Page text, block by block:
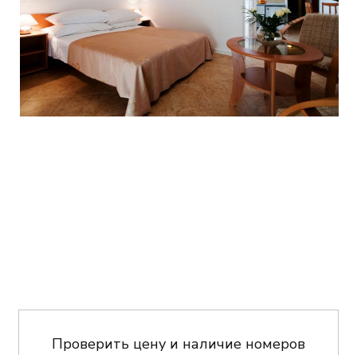
Проверить цену и наличие номеров